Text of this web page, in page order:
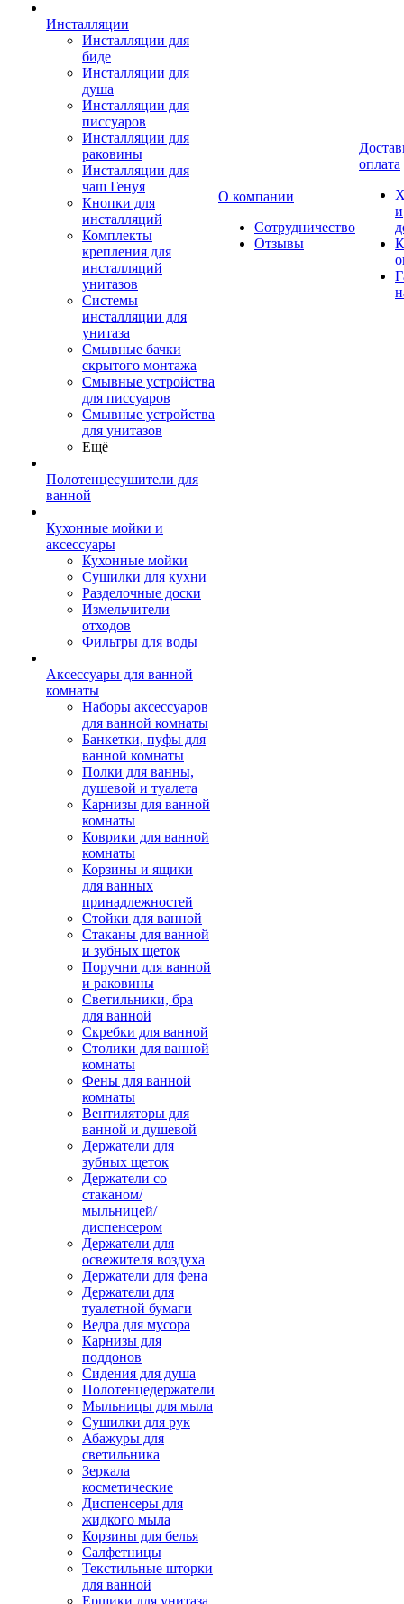
Инсталляции
Инсталляции для
биде
Инсталляции для
душа
Инсталляции для
писсуаров
Инсталляции для
раковины
Инсталляции для
чаш Генуя
Кнопки для
инсталляций
Комплекты
крепления для
инсталляций
унитазов
Системы
инсталляции для
унитаза
Смывные бачки
скрытого монтажа
Смывные устройства
для писсуаров
Смывные устройства
для унитазов
Ещё
Полотенцесушители для
ванной
Кухонные мойки и
аксессуары
Кухонные мойки
Сушилки для кухни
Разделочные доски
Измельчители
отходов
Фильтры для воды
Аксессуары для ванной
комнаты
Наборы аксессуаров
для ванной комнаты
Банкетки, пуфы для
ванной комнаты
Полки для ванны,
душевой и туалета
Карнизы для ванной
комнаты
Коврики для ванной
комнаты
Корзины и ящики
для ванных
принадлежностей
Стойки для ванной
Стаканы для ванной
и зубных щеток
Поручни для ванной
и раковины
Светильники, бра
для ванной
Скребки для ванной
Столики для ванной
комнаты
Фены для ванной
комнаты
Вентиляторы для
ванной и душевой
Держатели для
зубных щеток
Держатели со
стаканом/
мыльницей/
диспенсером
Держатели для
освежителя воздуха
Держатели для фена
Держатели для
туалетной бумаги
Ведра для мусора
Карнизы для
поддонов
Сидения для душа
Полотенцедержатели
Мыльницы для мыла
Сушилки для рук
Абажуры для
светильника
Зеркала
косметические
Диспенсеры для
жидкого мыла
Корзины для белья
Салфетницы
Текстильные шторки
для ванной
Ершики для унитаза
О компании
Сотрудничество
Отзывы
оплата
и